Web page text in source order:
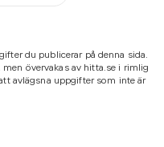
du publicerar på denna sida.
övervakas av hitta.se i rimlig
avlägsna uppgifter som inte är